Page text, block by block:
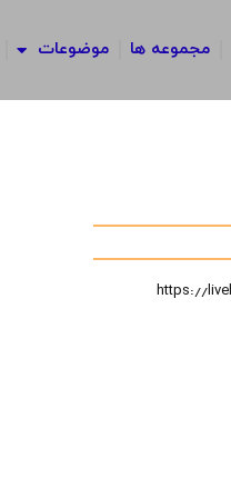
مجموعه ها موضوعات